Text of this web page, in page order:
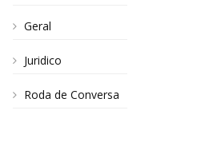
Geral
Juridico
Roda de Conversa